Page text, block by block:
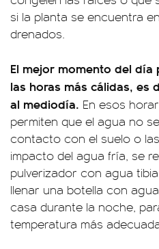
si la planta se encuentra
drenados.
El mejor momento del
las horas más cálidas, es
al mediodía. En esos
permiten que el agua no
contacto con el suelo o
impacto del agua fría, se
pulverizador con agua
llenar una botella con
casa durante la noche,
temperatura más